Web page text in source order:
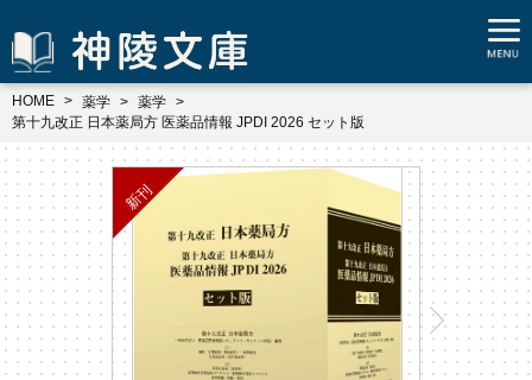
HOME 薬学
薬学
第十九改正 日本薬局方 医薬品情報 JPDI 2026 セット版